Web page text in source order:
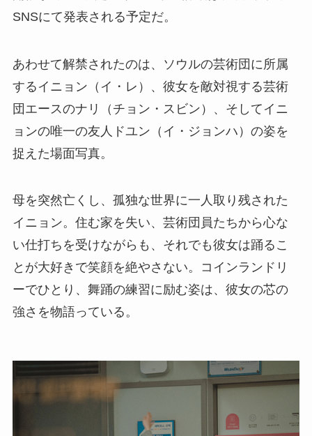
SNSにて発表される予定だ。
あわせて解禁されたのは、ソウルの芸術団に所属
するイニョン（イ・レ）、彼女を敵対視する芸術
団エースのナリ（チョン・スビン）、そしてイニ
ョンの唯一の友人ドユン（イ・ジョンハ）の姿を
捉えた場面写真。
母を突然亡くし、孤独な世界に一人取り残された
イニョン。住む家を失い、芸術団員たちから心な
い仕打ちを受けながらも、それでも彼女は踊るこ
とが大好きで笑顔を絶やさない。コインランドリ
ーでひとり、舞踊の練習に励む姿は、彼女の芯の
強さを物語っている。